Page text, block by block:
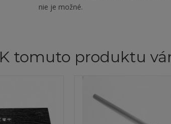
nie je možné.
K tomuto produktu